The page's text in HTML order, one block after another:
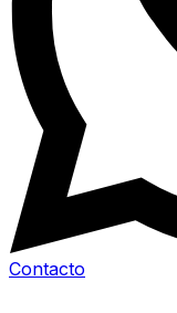
Contacto